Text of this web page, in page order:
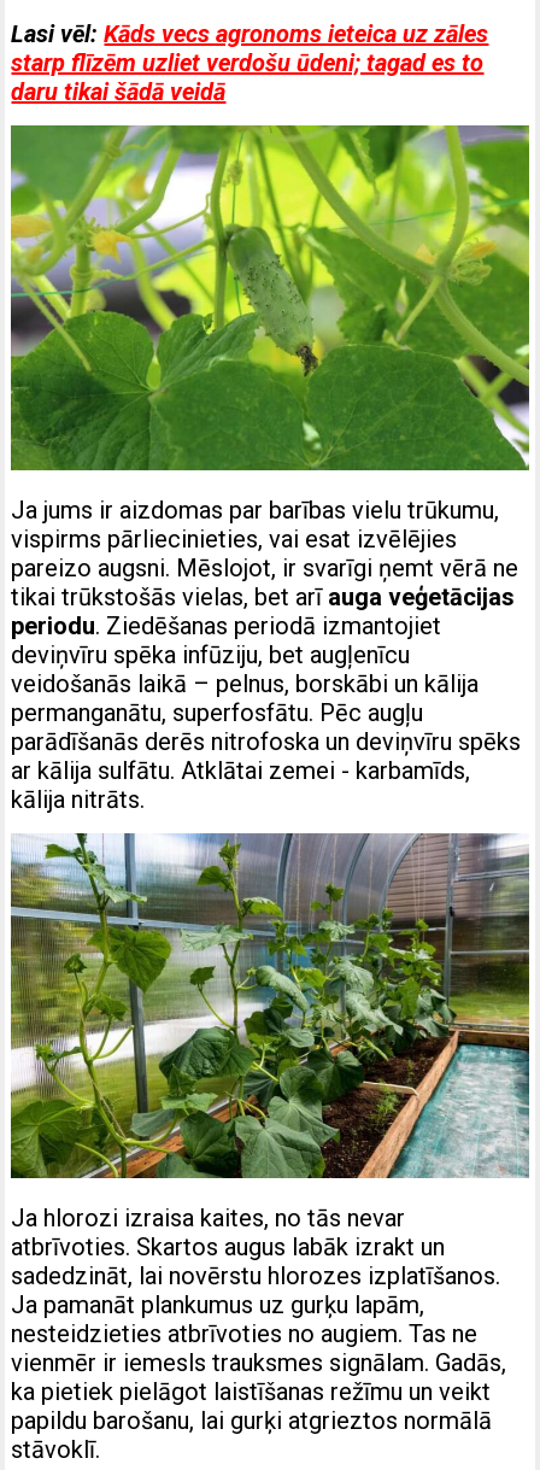
Lasi vēl:Kāds vecs agronoms ieteica uz zāles
starp flīzēm uzliet verdošu ūdeni; tagad es to
daru tikai šādā veidā
Ja jums ir aizdomas par barības vielu trūkumu,
vispirms pārliecinieties, vai esat izvēlējies
pareizo augsni. Mēslojot, ir svarīgi ņemt vērā ne
tikai trūkstošās vielas, bet arī auga veģetācijas
periodu. Ziedēšanas periodā izmantojiet
deviņvīru spēka infūziju, bet augļenīcu
veidošanās laikā – pelnus, borskābi un kālija
permanganātu, superfosfātu. Pēc augļu
parādīšanās derēs nitrofoska un deviņvīru spēks
ar kālija sulfātu. Atklātai zemei ​​- karbamīds,
kālija nitrāts.
Ja hlorozi izraisa kaites, no tās nevar
atbrīvoties. Skartos augus labāk izrakt un
sadedzināt, lai novērstu hlorozes izplatīšanos.
Ja pamanāt plankumus uz gurķu lapām,
nesteidzieties atbrīvoties no augiem. Tas ne
vienmēr ir iemesls trauksmes signālam. Gadās,
ka pietiek pielāgot laistīšanas režīmu un veikt
papildu barošanu, lai gurķi atgrieztos normālā
stāvoklī.